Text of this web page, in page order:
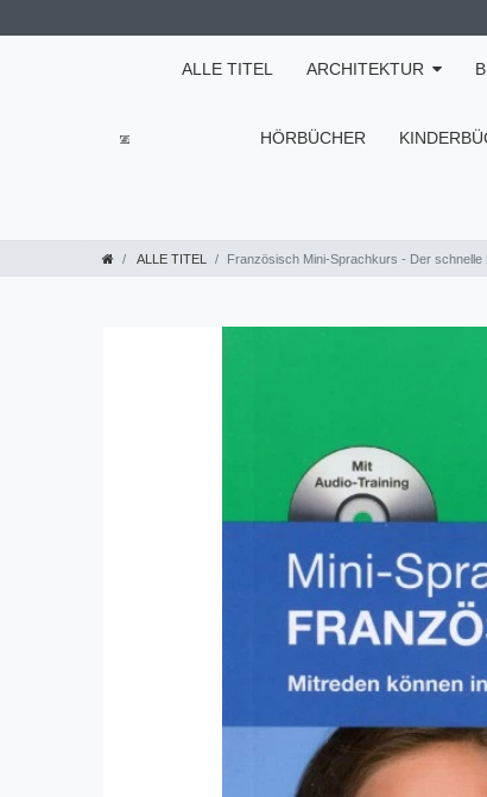
ALLE TITEL ARCHITEKTUR
HÖRBÜCHER
ALLE TITEL Französisch Mini-Sprachkurs - Der schnelle